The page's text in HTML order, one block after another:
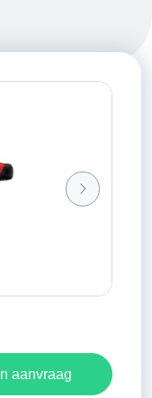
aanvraag